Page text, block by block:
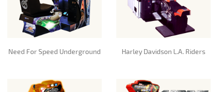
Need For Speed Underground Harley Davidson L.A. Riders